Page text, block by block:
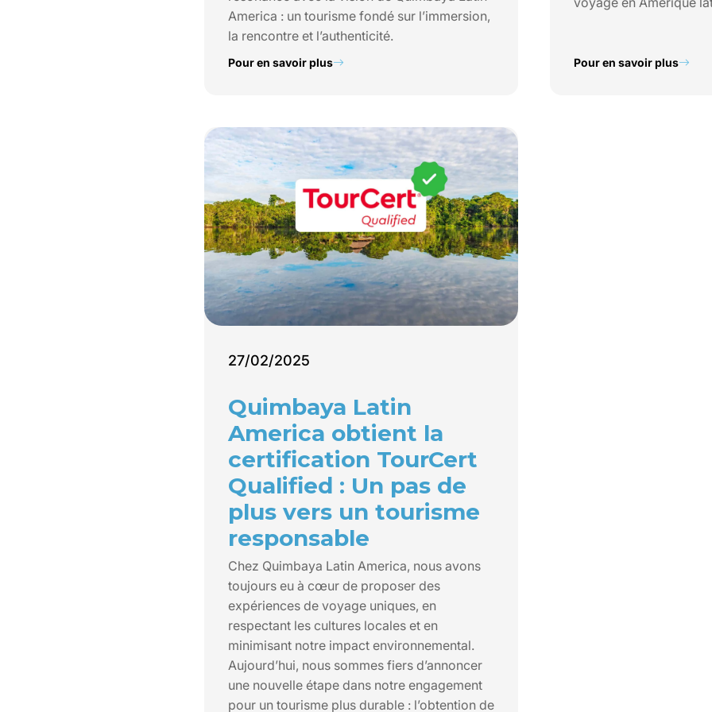
America : un tourisme fondé sur l’immersion,
la rencontre et l’authenticité.
Pour en savoir plus Pour en savoir plus
27/02/2025
Quimbaya Latin
America obtient la
certification TourCert
Qualified : Un pas de
plus vers un tourisme
responsable
Chez Quimbaya Latin America, nous avons
toujours eu à cœur de proposer des
expériences de voyage uniques, en
respectant les cultures locales et en
minimisant notre impact environnemental.
Aujourd’hui, nous sommes fiers d’annoncer
une nouvelle étape dans notre engagement
pour un tourisme plus durable : l’obtention de